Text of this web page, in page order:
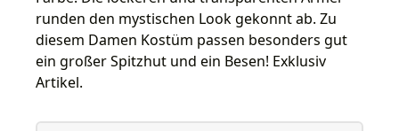
runden den mystischen Look gekonnt ab. Zu
diesem Damen Kostüm passen besonders gut
ein großer Spitzhut und ein Besen! Exklusiv
Artikel.